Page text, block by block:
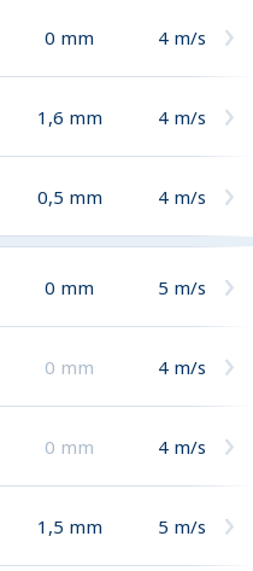
0 mm 4 m/s
1,6 mm 4 m/s
0,5 mm 4 m/s
0 mm 5 m/s
0 mm 4 m/s
0 mm 4 m/s
1,5 mm 5 m/s